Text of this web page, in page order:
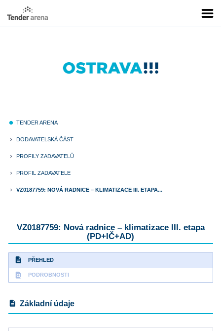
fiber_manual_record TENDER ARENA
keyboard_arrow_right DODAVATELSKÁ ČÁST
keyboard_arrow_right PROFILY ZADAVATELŮ
keyboard_arrow_right PROFIL ZADAVATELE
keyboard_arrow_right VZ0187759: NOVÁ RADNICE – KLIMATIZACE III. ETAPA...
VZ0187759: Nová radnice – klimatizace III. etapa
(PD+IČ+AD)
description PŘEHLED
find_in_page PODROBNOSTI
description Základní údaje